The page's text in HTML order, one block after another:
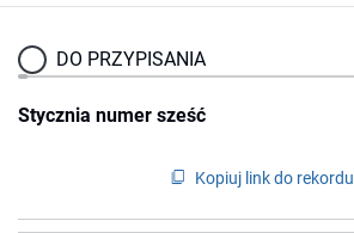
DO PRZYPISANIA
Stycznia numer sześć
Kopiuj link do rekordu